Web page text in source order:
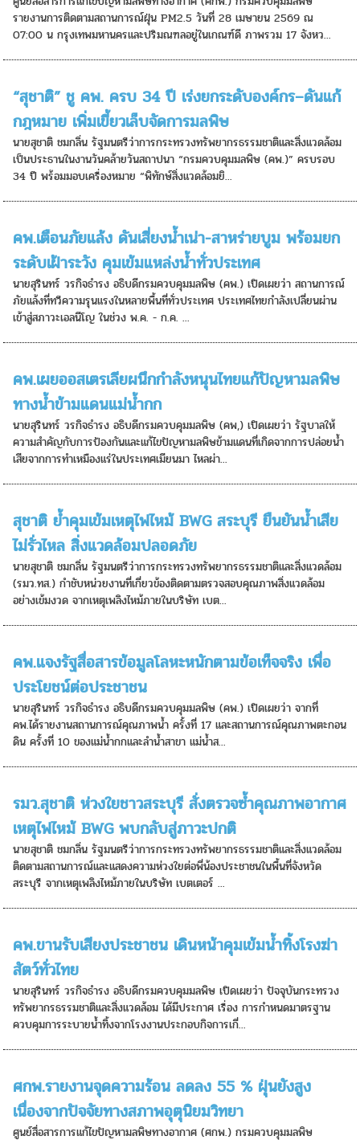
รายงานการติดตามสถานการณ์ฝุ่น PM2.5 วันที่ 28 เมษายน 2569 ณ
07:00 น กรุงเทพมหานครและปริมณฑลอยู่ในเกณฑ์ดี ภาพรวม 17 จังหว...
“สุชาติ” ชู คพ. ครบ 34 ปี เร่งยกระดับองค์กร–ดันแก้
กฎหมาย เพิ่มเขี้ยวเล็บจัดการมลพิษ
นายสุชาติ ชมกลิ่น รัฐมนตรีว่าการกระทรวงทรัพยากรธรรมชาติและสิ่งแวดล้อม
เป็นประธานในงานวันคล้ายวันสถาปนา “กรมควบคุมมลพิษ (คพ.)” ครบรอบ
34 ปี พร้อมมอบเครื่องหมาย “พิทักษ์สิ่งแวดล้อมยิ...
คพ.เตือนภัยแล้ง ดันเสี่ยงน้ำเน่า-สาหร่ายบูม พร้อมยก
ระดับเฝ้าระวัง คุมเข้มแหล่งน้ำทั่วประเทศ
นายสุรินทร์ วรกิจธำรง อธิบดีกรมควบคุมมลพิษ (คพ.) เปิดเผยว่า สถานการณ์
ภัยแล้งที่ทวีความรุนแรงในหลายพื้นที่ทั่วประเทศ ประเทศไทยกำลังเปลี่ยนผ่าน
เข้าสู่สภาวะเอลนีโญ ในช่วง พ.ค. - ก.ค. ...
คพ.เผยออสเตรเลียผนึกกำลังหนุนไทยแก้ปัญหามลพิษ
ทางน้ำข้ามแดนแม่น้ำกก
นายสุรินทร์ วรกิจธำรง อธิบดีกรมควบคุมมลพิษ (คพ,) เปิดเผยว่า รัฐบาลให้
ความสำคัญกับการป้องกันและแก้ไขปัญหามลพิษข้ามแดนที่เกิดจากการปล่อยน้ำ
เสียจากการทำเหมืองแร่ในประเทศเมียนมา ไหลผ่า...
สุชาติ ย้ำคุมเข้มเหตุไฟไหม้ BWG สระบุรี ยืนยันน้ำเสีย
ไม่รั่วไหล สิ่งแวดล้อมปลอดภัย
นายสุชาติ ชมกลิ่น รัฐมนตรีว่าการกระทรวงทรัพยากรธรรมชาติและสิ่งแวดล้อม
(รมว.ทส.) กำชับหน่วยงานที่เกี่ยวข้องติดตามตรวจสอบคุณภาพสิ่งแวดล้อม
อย่างเข้มงวด จากเหตุเพลิงไหม้ภายในบริษัท เบต...
คพ.แจงรัฐสื่อสารข้อมูลโลหะหนักตามข้อเท็จจริง เพื่อ
ประโยชน์ต่อประชาชน
นายสุรินทร์ วรกิจธำรง อธิบดีกรมควบคุมมลพิษ (คพ.) เปิดเผยว่า จากที่
คพ.ได้รายงานสถานการณ์คุณภาพน้ำ ครั้งที่ 17 และสถานการณ์คุณภาพตะกอน
ดิน ครั้งที่ 10 ของแม่น้ำกกและลำน้ำสาขา แม่น้ำส...
รมว.สุชาติ ห่วงใยชาวสระบุรี สั่งตรวจซ้ำคุณภาพอากาศ
เหตุไฟไหม้ BWG พบกลับสู่ภาวะปกติ
นายสุชาติ ชมกลิ่น รัฐมนตรีว่าการกระทรวงทรัพยากรธรรมชาติและสิ่งแวดล้อม
ติดตามสถานการณ์และแสดงความห่วงใยต่อพี่น้องประชาชนในพื้นที่จังหวัด
สระบุรี จากเหตุเพลิงไหม้ภายในบริษัท เบตเตอร์ ...
คพ.ขานรับเสียงประชาชน เดินหน้าคุมเข้มน้ำทิ้งโรงฆ่า
สัตว์ทั่วไทย
นายสุรินทร์ วรกิจธำรง อธิบดีกรมควบคุมมลพิษ เปิดเผยว่า ปัจจุบันกระทรวง
ทรัพยากรธรรมชาติและสิ่งแวดล้อม ได้มีประกาศ เรื่อง การกำหนดมาตรฐาน
ควบคุมการระบายน้ำทิ้งจากโรงงานประกอบกิจการเกี่...
ศกพ.รายงานจุดความร้อน ลดลง 55 % ฝุ่นยังสูง
เนื่องจากปัจจัยทางสภาพอุตุนิยมวิทยา
ศูนย์สื่อสารการแก้ไขปัญหามลพิษทางอากาศ (ศกพ.) กรมควบคุมมลพิษ